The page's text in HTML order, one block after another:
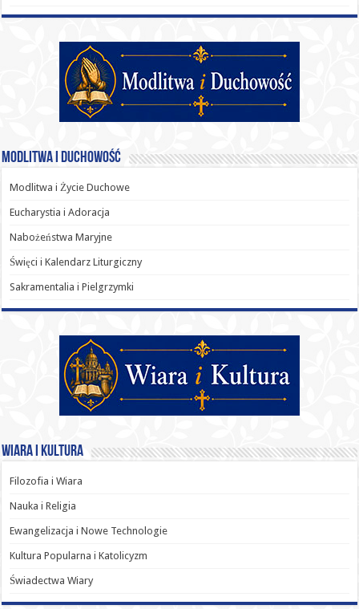
Modlitwa i Duchowość
Modlitwa i Życie Duchowe
Eucharystia i Adoracja
Nabożeństwa Maryjne
Święci i Kalendarz Liturgiczny
Sakramentalia i Pielgrzymki
Wiara i Kultura
Filozofia i Wiara
Nauka i Religia
Ewangelizacja i Nowe Technologie
Kultura Popularna i Katolicyzm
Świadectwa Wiary